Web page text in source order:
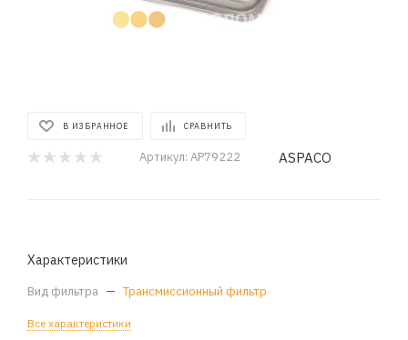
В ИЗБРАННОЕ СРАВНИТЬ
Артикул: AP79222 ASPACO
Характеристики
Вид фильтра — Трансмиссионный фильтр
Все характеристики